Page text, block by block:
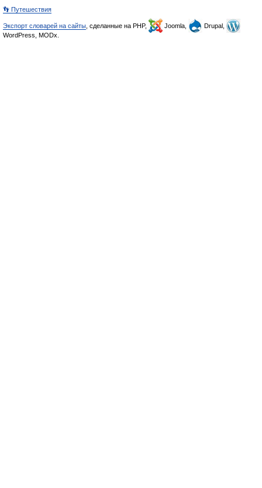
👣 Путешествия
Экспорт словарей на сайты , сделанные на PHP, Joomla,
Drupal,
WordPress, MODx.